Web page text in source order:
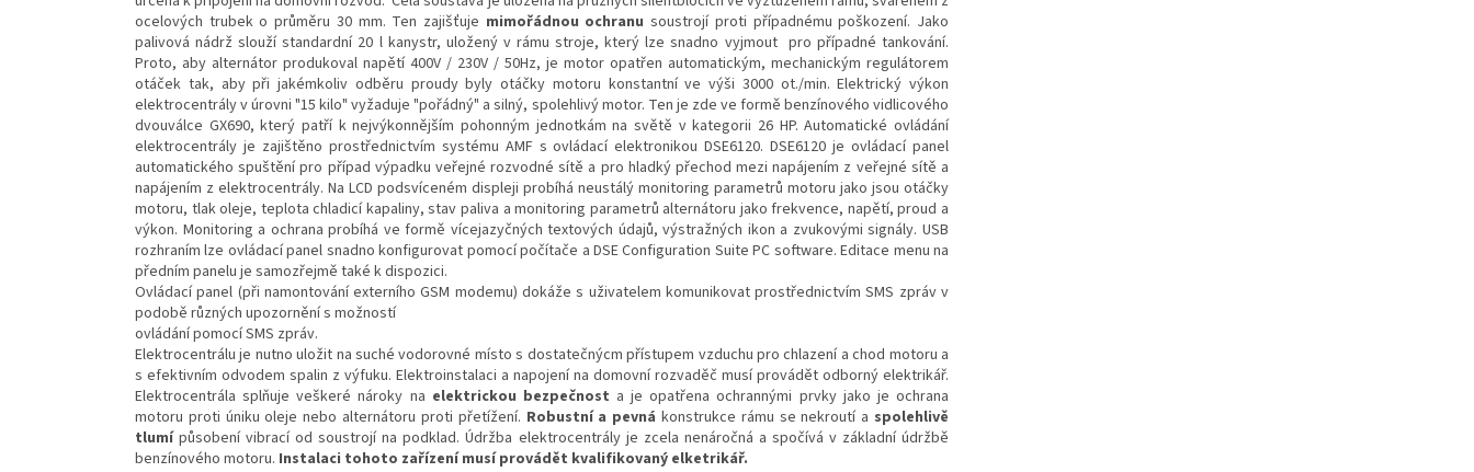
ocelových trubek o průměru 30 mm. Ten zajišťuje mimořádnou ochranu soustrojí proti případnému poškození. Jako
palivová nádrž slouží standardní 20 l kanystr, uložený v rámu stroje, který lze snadno vyjmout pro případné tankování.
Proto, aby alternátor produkoval napětí 400V / 230V / 50Hz, je motor opatřen automatickým, mechanickým regulátorem
otáček tak, aby při jakémkoliv odběru proudy byly otáčky motoru konstantní ve výši 3000 ot./min. Elektrický výkon
elektrocentrály v úrovni "15 kilo" vyžaduje "pořádný" a silný, spolehlivý motor. Ten je zde ve formě benzínového vidlicového
dvouválce GX690, který patří k nejvýkonnějším pohonným jednotkám na světě v kategorii 26 HP. Automatické ovládání
elektrocentrály je zajištěno prostřednictvím systému AMF s ovládací elektronikou DSE6120. DSE6120 je ovládací panel
automatického spuštění pro případ výpadku veřejné rozvodné sítě a pro hladký přechod mezi napájením z veřejné sítě a
napájením z elektrocentrály. Na LCD podsvíceném displeji probíhá neustálý monitoring parametrů motoru jako jsou otáčky
motoru, tlak oleje, teplota chladicí kapaliny, stav paliva a monitoring parametrů alternátoru jako frekvence, napětí, proud a
výkon. Monitoring a ochrana probíhá ve formě vícejazyčných textových údajů, výstražných ikon a zvukovými signály. USB
rozhraním lze ovládací panel snadno konfigurovat pomocí počítače a DSE Configuration Suite PC software. Editace menu na
předním panelu je samozřejmě také k dispozici.
Ovládací panel (při namontování externího GSM modemu) dokáže s uživatelem komunikovat prostřednictvím SMS zpráv v
podobě různých upozornění s možností
ovládání pomocí SMS zpráv.
Elektrocentrálu je nutno uložit na suché vodorovné místo s dostatečnýcm přístupem vzduchu pro chlazení a chod motoru a
s efektivním odvodem spalin z výfuku. Elektroinstalaci a napojení na domovní rozvaděč musí provádět odborný elektrikář.
Elektrocentrála splňuje veškeré nároky na elektrickou bezpečnost a je opatřena ochrannými prvky jako je ochrana
motoru proti úniku oleje nebo alternátoru proti přetížení. Robustní a pevná konstrukce rámu se nekroutí a spolehlivě
tlumí působení vibrací od soustrojí na podklad. Údržba elektrocentrály je zcela nenáročná a spočívá v základní údržbě
benzínového motoru. Instalaci tohoto zařízení musí provádět kvalifikovaný elketrikář.